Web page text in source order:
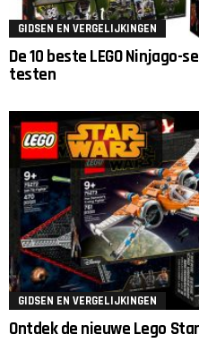
GIDSEN EN VERGELIJKINGEN
De 10 beste LEGO
testen
GIDSEN EN VERGELIJKINGEN
Ontdek de nieuwe Lego